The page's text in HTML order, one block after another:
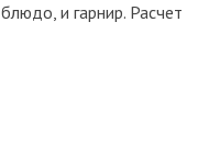
и гарнир. Расчет